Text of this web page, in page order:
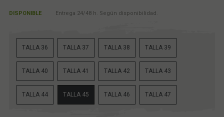
DISPONIBLE Entrega 24/48 h. Según disponibilidad.
TALLA 36 TALLA 37 TALLA 38 TALLA 39
TALLA 40 TALLA 41 TALLA 42 TALLA 43
TALLA 44 TALLA 45 TALLA 46 TALLA 47